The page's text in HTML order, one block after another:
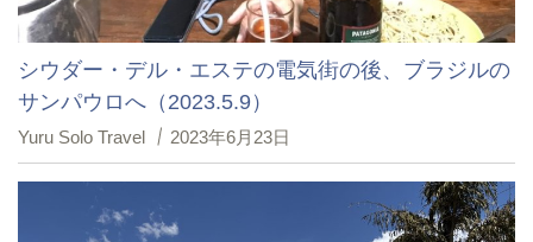
シウダー・デル・エステの電気街の後、ブラジルの
サンパウロへ（2023.5.9）
Yuru Solo Travel 2023年6月23日